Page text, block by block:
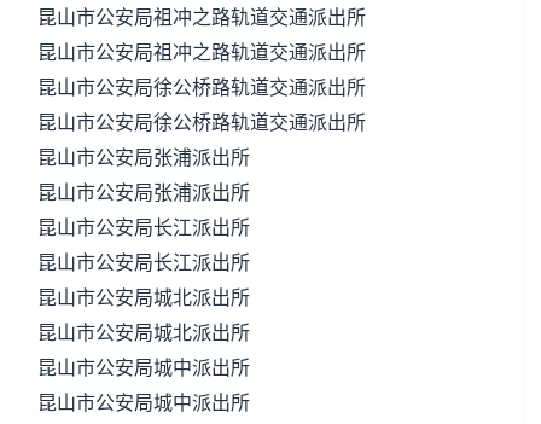
昆山市公安局祖冲之路轨道交通派出所
昆山市公安局祖冲之路轨道交通派出所
昆山市公安局徐公桥路轨道交通派出所
昆山市公安局徐公桥路轨道交通派出所
昆山市公安局张浦派出所
昆山市公安局张浦派出所
昆山市公安局长江派出所
昆山市公安局长江派出所
昆山市公安局城北派出所
昆山市公安局城北派出所
昆山市公安局城中派出所
昆山市公安局城中派出所